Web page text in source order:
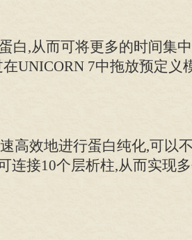
白,从而可将更多的时间集
UNICORN 7中拖放预定义
高效地进行蛋白纯化,可以
连接10个层析柱,从而实现